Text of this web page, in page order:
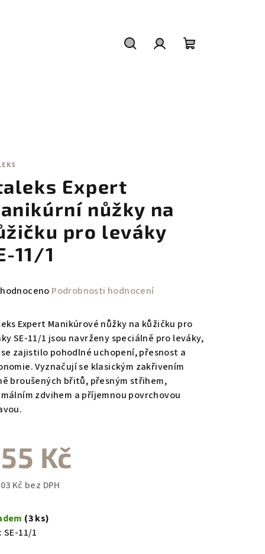
Expert
nůžky na
pro leváky
11/1
Podrobnosti hodnocení
Expert Manikúrové nůžky na kůžičku pro
SE-11/1 jsou navrženy speciálně pro leváky,
zajistilo pohodlné uchopení, přesnost a
Vyznačují se klasickým zakřivením
broušených břitů, přesným střihem,
zdvihem a příjemnou povrchovou
Kč
Kč bez DPH
(3 ks)
SE-11/1